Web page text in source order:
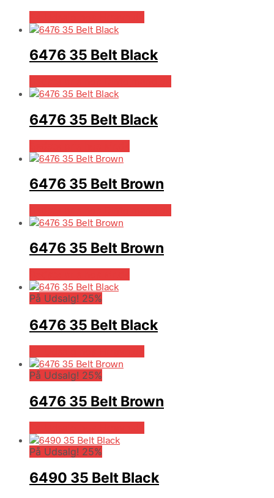
6476 35 Belt Black
6476 35 Belt Black
6476 35 Belt Brown
6476 35 Belt Brown
På Udsalg! 25%
6476 35 Belt Black
På Udsalg! 25%
6476 35 Belt Brown
På Udsalg! 25%
6490 35 Belt Black